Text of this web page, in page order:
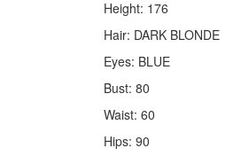
Height: 176
Hair: DARK BLONDE
Eyes: BLUE
Bust: 80
Waist: 60
Hips: 90